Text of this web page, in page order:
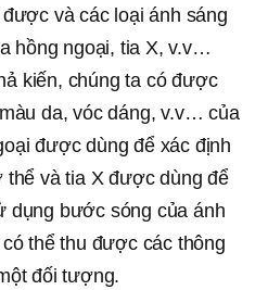
và các loại ánh sáng
hồng ngoại, tia X, v.v…
kiến, chúng ta có được
da, vóc dáng, v.v… của
được dùng để xác định
và tia X được dùng để
dụng bước sóng của ánh
thể thu được các thông
đối tượng.